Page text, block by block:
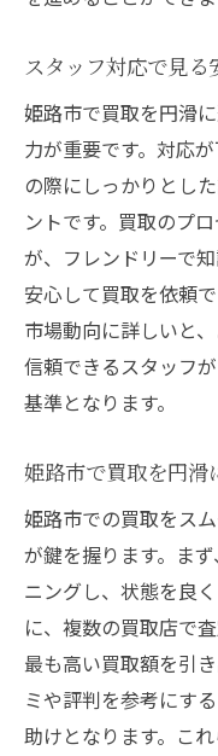
スタッフ対応で見る
姫路市で買取を円滑
力が重要です。対応
の際にしっかりとし
ントです。買取のプ
が、フレンドリーで
安心して買取を依頼
市場動向に詳しいと
信頼できるスタッフ
基準となります。
姫路市で買取を円滑
姫路市での買取をス
が鍵を握ります。ま
ニングし、状態を良
に、複数の買取店で
最も高い買取額を引
ミや評判を参考にす
助けとなります。こ